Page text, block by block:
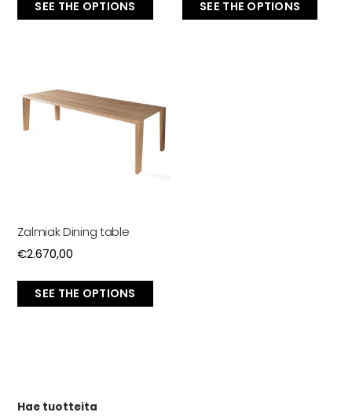
SEE THE OPTIONS SEE THE OPTIONS
Zalmiak Dining table
€2.670,00
SEE THE OPTIONS
Hae tuotteita